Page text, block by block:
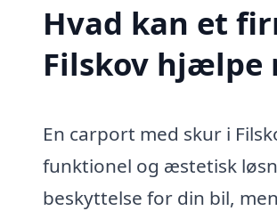
Hvad kan et
Filskov hjælpe
En carport med skur i
funktionel og æstetisk
beskyttelse for din bil,